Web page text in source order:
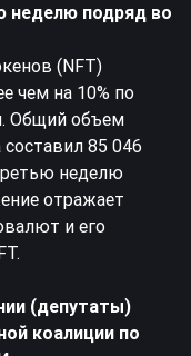
неделю подряд во
(NFT)
чем на 10% по
Общий объем
составил 85 046
неделю
отражает
и его
(депутаты)
коалиции по